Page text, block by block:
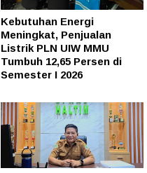
Kebutuhan Energi
Meningkat, Penjualan
Listrik PLN UIW MMU
Tumbuh 12,65 Persen di
Semester I 2026